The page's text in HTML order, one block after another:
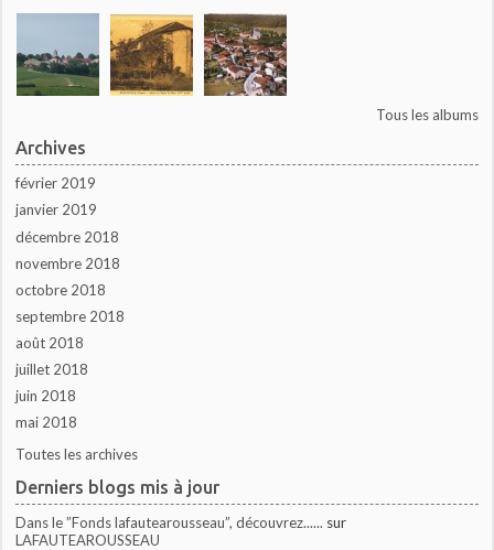
Tous les albums
Archives
février 2019
janvier 2019
décembre 2018
novembre 2018
octobre 2018
septembre 2018
août 2018
juillet 2018
juin 2018
mai 2018
Toutes les archives
Derniers blogs mis à jour
Dans le ”Fonds lafautearousseau”, découvrez...... sur
LAFAUTEAROUSSEAU